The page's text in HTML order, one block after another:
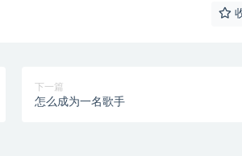
下一篇
怎么成为一名歌手